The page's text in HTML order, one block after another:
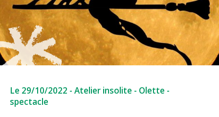
Le 29/10/2022 - Atelier insolite - Olette -
spectacle